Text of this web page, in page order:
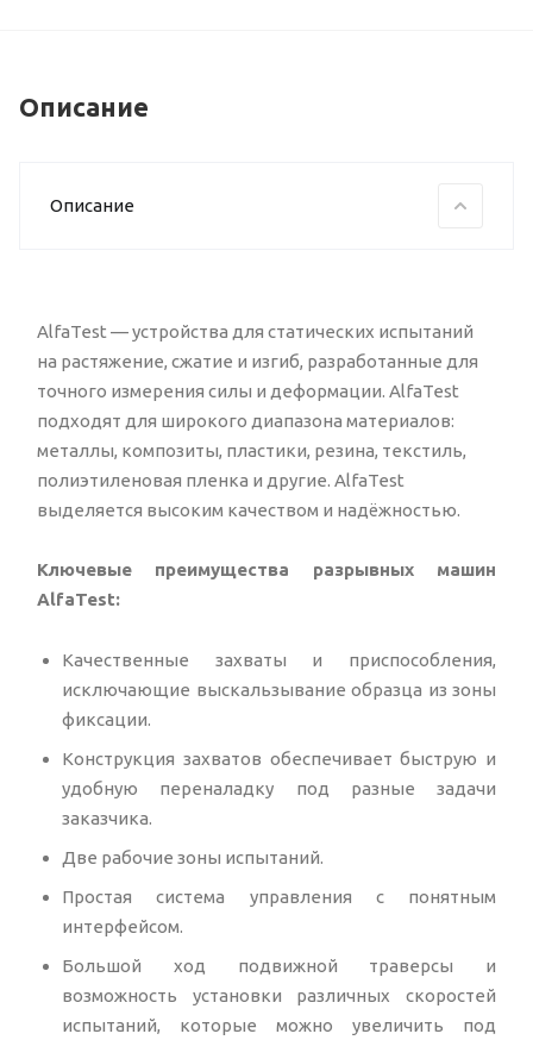
Описание
Описание
AlfaTest — устройства для статических испытаний
на растяжение, сжатие и изгиб, разработанные для
точного измерения силы и деформации. AlfaTest
подходят для широкого диапазона материалов:
металлы, композиты, пластики, резина, текстиль,
полиэтиленовая пленка и другие. AlfaTest
выделяется высоким качеством и надёжностью.
Ключевые преимущества разрывных машин
AlfaTest:
Качественные захваты и приспособления,
исключающие выскальзывание образца из зоны
фиксации.
Конструкция захватов обеспечивает быструю и
удобную переналадку под разные задачи
заказчика.
Две рабочие зоны испытаний.
Простая система управления с понятным
интерфейсом.
Большой ход подвижной траверсы и
возможность установки различных скоростей
испытаний, которые можно увеличить под